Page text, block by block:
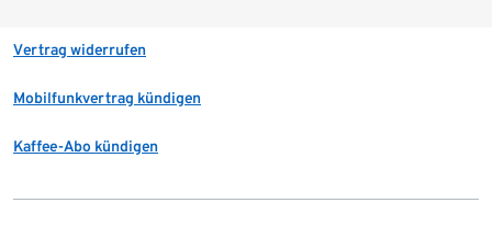
Vertrag widerrufen
Mobilfunkvertrag kündigen
Kaffee-Abo kündigen